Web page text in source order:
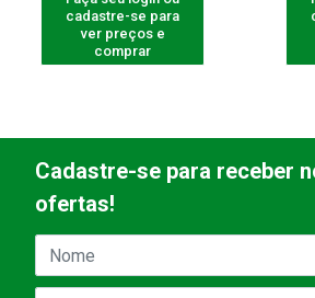
cadastre-se para
ver preços e
comprar
Cadastre-se para receber
ofertas!